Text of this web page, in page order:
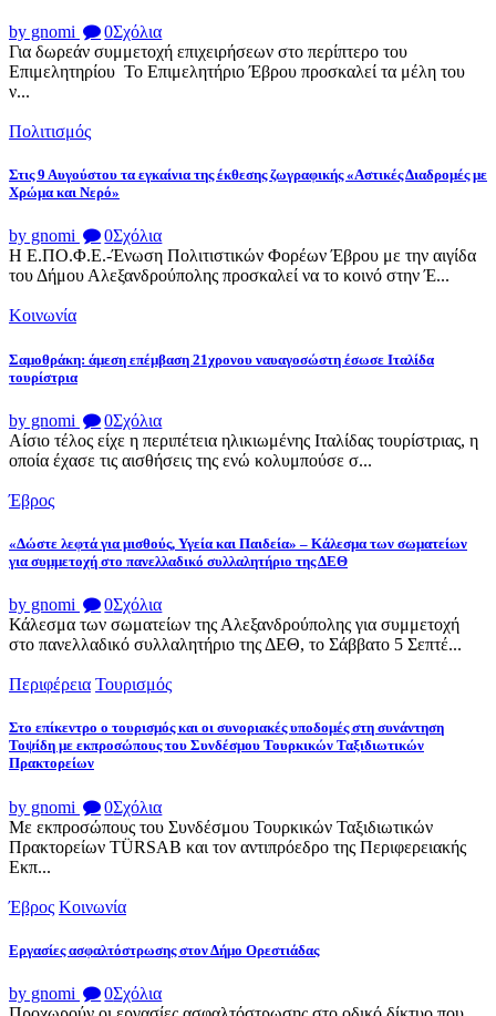
by gnomi 0Σχόλια
Για δωρεάν συμμετοχή επιχειρήσεων στο περίπτερο του
Επιμελητηρίου Το Επιμελητήριο Έβρου προσκαλεί τα μέλη του
ν...
Πολιτισμός
Στις 9 Αυγούστου τα εγκαίνια της έκθεσης ζωγραφικής «Αστικές Διαδρομές με
Χρώμα και Νερό»
by gnomi 0Σχόλια
Η Ε.ΠΟ.Φ.Ε.-Ένωση Πολιτιστικών Φορέων Έβρου με την αιγίδα
του Δήμου Αλεξανδρούπολης προσκαλεί να το κοινό στην Έ...
Κοινωνία
Σαμοθράκη: άμεση επέμβαση 21χρονου ναυαγοσώστη έσωσε Ιταλίδα
τουρίστρια
by gnomi 0Σχόλια
Αίσιο τέλος είχε η περιπέτεια ηλικιωμένης Ιταλίδας τουρίστριας, η
οποία έχασε τις αισθήσεις της ενώ κολυμπούσε σ...
Έβρος
«Δώστε λεφτά για μισθούς, Υγεία και Παιδεία» – Κάλεσμα των σωματείων
για συμμετοχή στο πανελλαδικό συλλαλητήριο της ΔΕΘ
by gnomi 0Σχόλια
Κάλεσμα των σωματείων της Αλεξανδρούπολης για συμμετοχή
στο πανελλαδικό συλλαλητήριο της ΔΕΘ, το Σάββατο 5 Σεπτέ...
Περιφέρεια Τουρισμός
Στο επίκεντρο ο τουρισμός και οι συνοριακές υποδομές στη συνάντηση
Τοψίδη με εκπροσώπους του Συνδέσμου Τουρκικών Ταξιδιωτικών
Πρακτορείων
by gnomi 0Σχόλια
Με εκπροσώπους του Συνδέσμου Τουρκικών Ταξιδιωτικών
Πρακτορείων TÜRSAB και τον αντιπρόεδρο της Περιφερειακής
Εκπ...
Έβρος Κοινωνία
Εργασίες ασφαλτόστρωσης στον Δήμο Ορεστιάδας
by gnomi 0Σχόλια